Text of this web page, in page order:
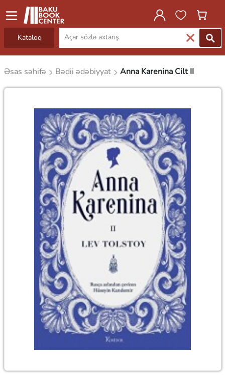
Kataloq
Əsas səhifə Bədii ədəbiyyat Anna Karenina Cilt II